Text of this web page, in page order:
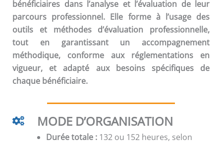
bénéficiaires dans l’analyse et l’évaluation de leur
parcours professionnel. Elle forme à l’usage des
outils et méthodes d’évaluation professionnelle,
tout en garantissant un accompagnement
méthodique, conforme aux réglementations en
vigueur, et adapté aux besoins spécifiques de
chaque bénéficiaire.
MODE D’ORGANISATION
Durée totale : 132 ou 152 heures, selon